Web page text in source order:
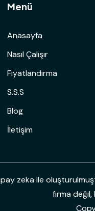
Menü
Anasayfa
Nasıl Çalışır
Fiyatlandırma
S.S.S
Blog
İletişim
zeka ile
firma değil,